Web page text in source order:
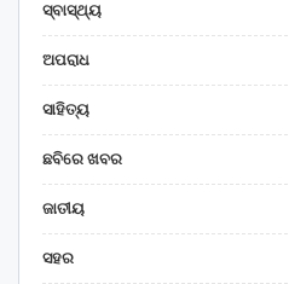
ସ୍ବାସ୍ଥ୍ୟ
ଅପରାଧ
ସାହିତ୍ୟ
ଛବିରେ ଖବର
ଜାତୀୟ
ସହର